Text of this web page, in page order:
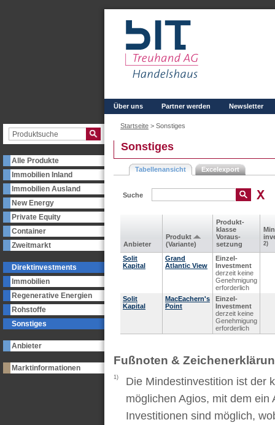
Alle Produkte
Immobilien Inland
Immobilien Ausland
New Energy
Private Equity
Container
Zweitmarkt
Direktinvestments
Immobilien
Regenerative Energien
Rohstoffe
Sonstiges
Anbieter
Marktinformationen
Über uns Partner werden Newsletter
Startseite > Sonstiges
Sonstiges
Tabellenansicht Excelexport
Suche
Anbieter
Produkt
(Variante)
Produkt­
klasse
Voraus­
setzung
2)
Solit
Kapital
Grand
Atlantic View
Einzel-
Investment
derzeit keine
Genehmigung
erforderlich
Solit
Kapital
MacEachern's
Point
Einzel-
Investment
derzeit keine
Genehmigung
erforderlich
Fußnoten &
1)
Die Mindestinvestition ist der
möglichen Agios, mit dem
Investitionen sind möglich,